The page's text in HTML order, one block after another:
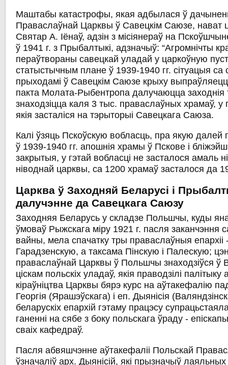
Маштабы катастрофы, якая адбылася ў
Праваслаўнай Царквы ў Савецкім Саюзе, нават
Святар А. Іёнаў, адзін з місіянераў на
ў 1941 г. з Прыбалтыкі, адзначыў: “Агромнічты
пераўтвораны савецкай уладай у царкоўную
статыстычным плане ў 1939-1940 гг. сітуацыя са
прыходамі ў Савецкім Саюзе крыху
пакта Молата-Рыбентропа далучаюцца заходнія
знаходзіцца каля 3 тыс. праваслаўных храмаў, у
якія засталіся на тэрыторыі Савецкага Саюза.
Калі ўзяць Пскоўскую вобласць, пра якую далей
ў 1939-1940 гг. апошнія храмы ў Пскове і
закрытыя, у гэтай вобласці не засталося амаль
ніводнай царквы, са 1200 храмаў засталося да
Царква ў Заходняй Беларусі і
далучэнне да Савецкага Саюзу
Заходняя Беларусь у складзе Польшчы, куды
ўмоваў Рыжскага міру 1921 г. пасля заканчэння
вайны, мела спачатку тры праваслаўныя епархіі
Гарадзенскую, а таксама Пінскую і Палескую;
праваслаўнай Царквы ў Польшчы знаходзіўся ў
ціскам польскіх уладаў, якія праводзілі
кіраўніцтва Царквы бярэ курс на аўтакефалію
Георгія (Ярашэўскага) і еп. Дыянісія
беларускіх епархій гэтаму працэсу
ганенні на сябе з боку польскага ўраду -
сваіх кафедраў.
Пасля абвяшчэнне аўтакефаліі Польскай
ўзначаліў арх. Дыянісій, які прызначыў лаяльных